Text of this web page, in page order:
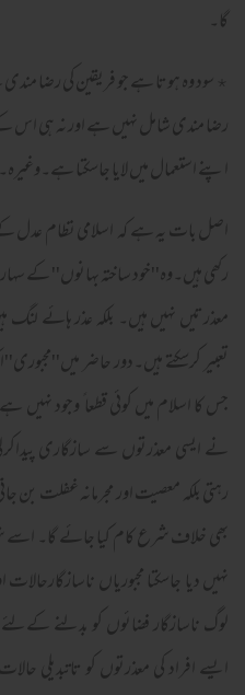
گا۔
٭ سود وہ ہوتا ہے جو فریقین کی رضا
رضا مندی شامل نہیں ہے اور نہ ہی اس
اپنے استعمال میں لایا جاسکتا ہے۔وغیرہ۔
اصل بات یہ ہے کہ اسلامی نظام عدل
رکھی ہیں۔وہ''خود ساختہ بہانوں'' کے
معذرتیں نہیں ہیں۔ بلکہ عذر ہائے
تعبیر کرسکتے ہیں۔دور حاضر
جس کا اسلام میں کوئی قطعا ً وجود
نے ایسی معذرتوں سے سازگاری
رہتی بلکہ معصیت اور مجرمانہ غفلت بن
بھی خلاف شرع کام کیا جائے گا۔ اسے
نہیں دیا جاسکتا مجبوریاں
لوگ ناسازگار فضائوں کو بدلنے
ایسے افراد کی معذرتوں کو تاتبدیلی